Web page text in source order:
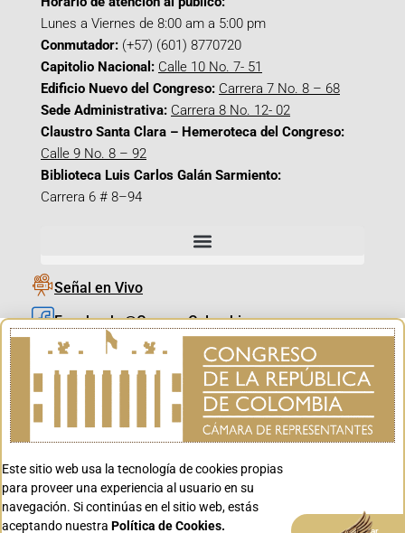
Lunes a Viernes de 8:00 am a 5:00 pm
Conmutador: (+57) (601) 8770720
Capitolio Nacional: Calle 10 No. 7- 51
Edificio Nuevo del Congreso: Carrera 7 No. 8 – 68
Sede Administrativa: Carrera 8 No. 12- 02
Claustro Santa Clara – Hemeroteca del Congreso:
Calle 9 No. 8 – 92
Biblioteca Luis Carlos Galán Sarmiento:
Carrera 6 # 8–94
Señal en Vivo
Facebook_@CamaraColombia
Instagram_@CamaraColombia
X_@CamaraColombia
Youtube_@CamaraColombia
Youtube_@CanalCongreso
Este sitio web usa la tecnología de cookies propias
para proveer una experiencia al usuario en su
navegación. Si continúas en el sitio web, estás
aceptando nuestra Política de Cookies. Aceptar